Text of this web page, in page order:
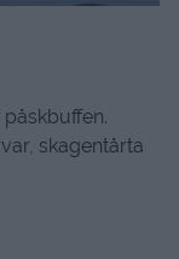
skagentårta